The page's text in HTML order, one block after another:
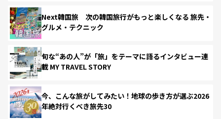
Next韓国旅 次の韓国旅行がもっと楽しくなる 旅先・
グルメ・テクニック
旬な“あの人”が「旅」をテーマに語るインタビュー連
載 MY TRAVEL STORY
今、こんな旅がしてみたい！地球の歩き方が選ぶ2026
年絶対行くべき旅先30